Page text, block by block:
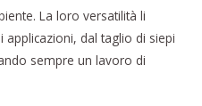
La loro versatilità li
dal taglio di siepi
sempre un lavoro di